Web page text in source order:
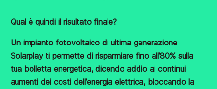
Qual è quindi il risultato finale?
Un impianto fotovoltaico di ultima generazione
Solarplay ti permette di risparmiare fino all’80% sulla
tua bolletta energetica, dicendo addio ai continui
aumenti dei costi dell’energia elettrica, bloccando la